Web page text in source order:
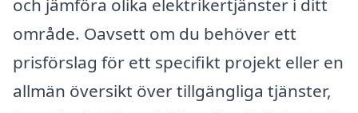
område. Oavsett om du behöver ett
prisförslag för ett specifikt projekt eller en
allmän översikt över tillgängliga tjänster,